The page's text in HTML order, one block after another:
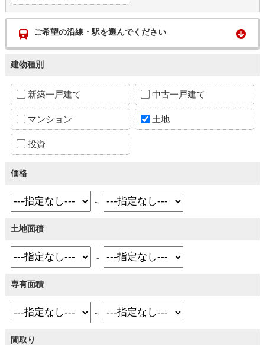
ご希望の沿線・駅を選んでください
建物種別
新築一戸建て 中古一戸建て
マンション 土地
投資
価格
～
土地面積
～
専有面積
～
間取り